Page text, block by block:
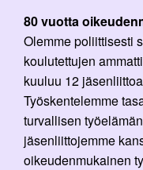
80 vuotta
Olemme poliittisesti
koulutettujen
kuuluu 12
Työskentelemme
turvallisen
jäsenliittojemme
oikeudenmukainen